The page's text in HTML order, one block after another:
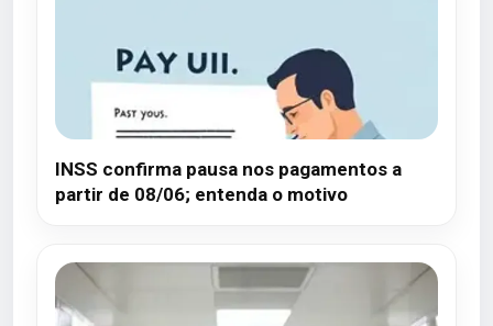
INSS confirma pausa nos pagamentos a
partir de 08/06; entenda o motivo